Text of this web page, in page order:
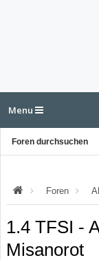
Menu
Foren durchsuchen
Foren
1.4 TFSI -
Misanorot